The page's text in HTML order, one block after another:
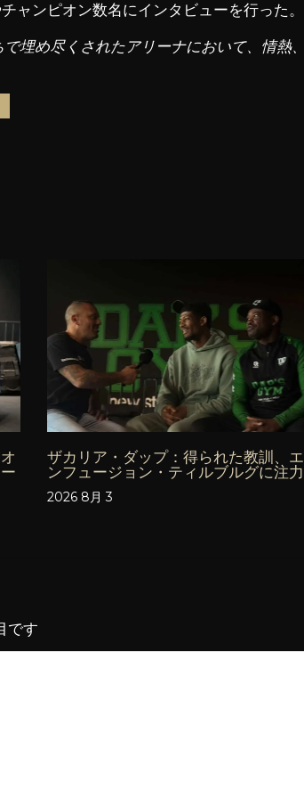
ャンピオン数名にインタビューを行った。
埋め尽くされたアリーナにおいて、情熱、
ザカリア・ダップ：得られた教訓、エ
ンフュージョン・ティルブルグに注力
2026 8月 3
です